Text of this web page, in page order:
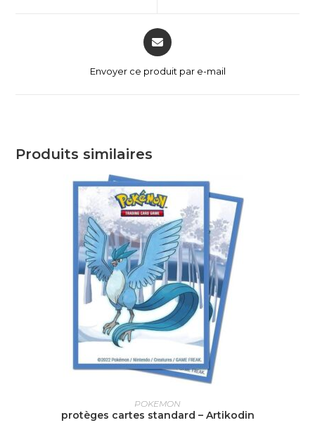
Envoyer ce produit par e-mail
Produits similaires
AJOUTER AU PANIER
POKEMON
protèges cartes standard – Artikodin